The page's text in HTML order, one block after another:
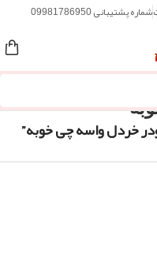
شماره پشتیبانی 09981786950
خردل واسه چی خوبه”